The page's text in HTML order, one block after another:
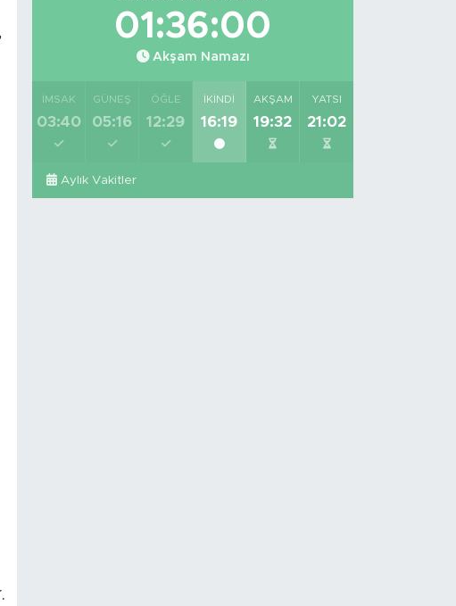
01:35:59
Akşam Namazı
İMSAK
03:40
GÜNEŞ
05:16
ÖĞLE
12:29
İKINDI
16:19
AKŞAM
19:32
YATSI
21:02
Aylık Vakitler